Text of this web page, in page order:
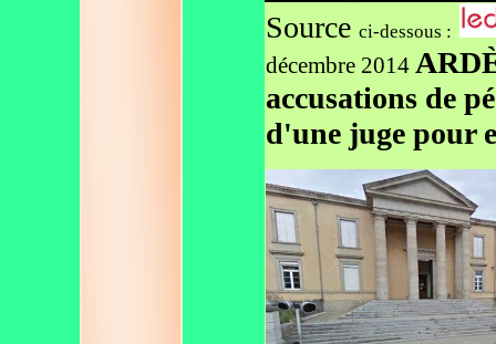
Source ci-dessous :
décembre 2014
accusations de
d'une juge pour